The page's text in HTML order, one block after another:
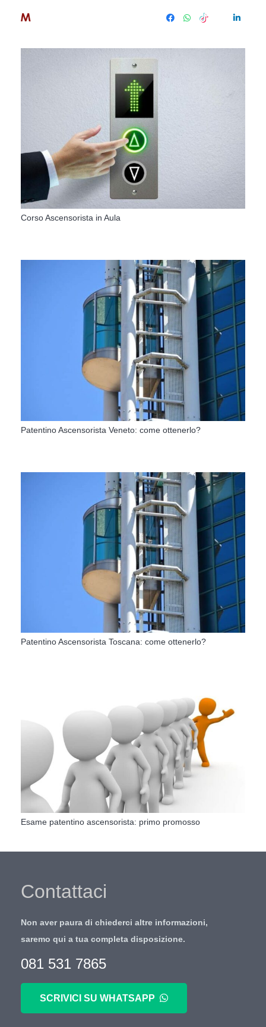
Corso Ascensorista in Aula
Patentino Ascensorista Veneto: come ottenerlo?
Patentino Ascensorista Toscana: come ottenerlo?
Esame patentino ascensorista: primo promosso
Contattaci
Non aver paura di chiederci altre informazioni,
saremo qui a tua completa disposizione.
081 531 7865
SCRIVICI SU WHATSAPP